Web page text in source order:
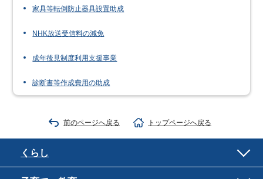
家具等転倒防止器具設置助成
NHK放送受信料の減免
成年後見制度利用支援事業
診断書等作成費用の助成
前のページへ戻る トップページへ戻る
くらし